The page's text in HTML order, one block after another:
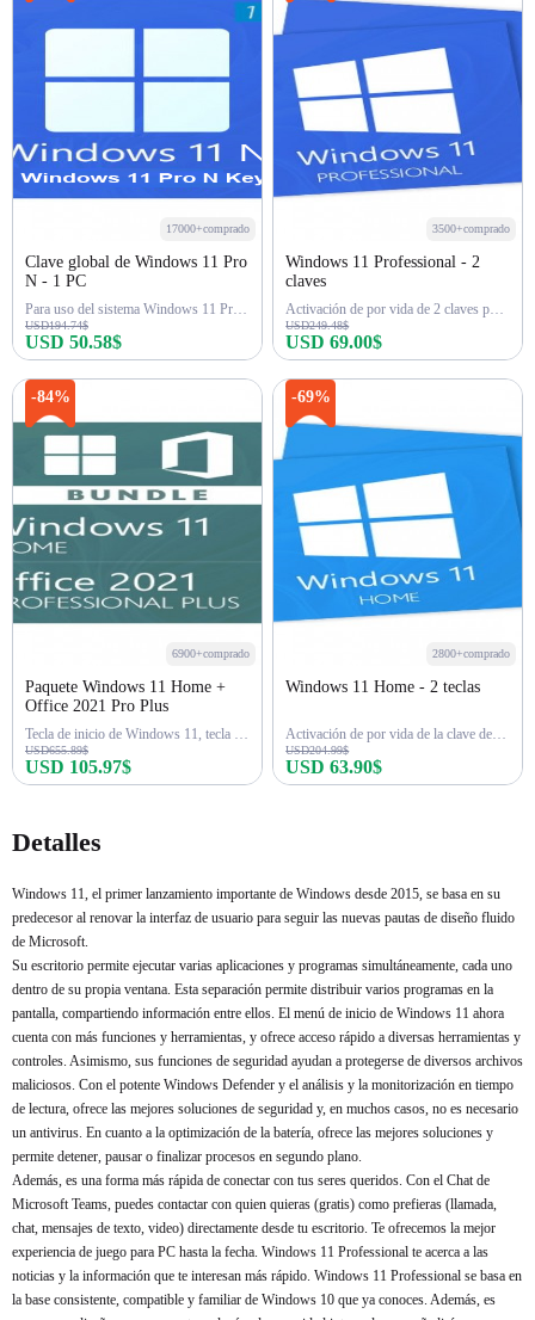
17000+comprado
Clave global de Windows 11 Pro
N - 1 PC
Para uso del sistema Windows 11 Pro N
USD194.74$
USD 50.58$
3500+comprado
Windows 11 Professional - 2
claves
Activación de por vida de 2 claves para Win 11 Pro
USD249.48$
USD 69.00$
-84%
6900+comprado
Paquete Windows 11 Home +
Office 2021 Pro Plus
Tecla de inicio de Windows 11, tecla de Office 2021 Pro
USD655.89$
USD 105.97$
-69%
2800+comprado
Windows 11 Home - 2 teclas
Activación de por vida de la clave de Windows 11 Home 2
USD204.99$
USD 63.90$
Detalles
Windows 11, el primer lanzamiento importante de Windows desde 2015, se basa en su
predecesor al renovar la interfaz de usuario para seguir las nuevas pautas de diseño fluido
de Microsoft.
Su escritorio permite ejecutar varias aplicaciones y programas simultáneamente, cada uno
dentro de su propia ventana. Esta separación permite distribuir varios programas en la
pantalla, compartiendo información entre ellos. El menú de inicio de Windows 11 ahora
cuenta con más funciones y herramientas, y ofrece acceso rápido a diversas herramientas y
controles. Asimismo, sus funciones de seguridad ayudan a protegerse de diversos archivos
maliciosos. Con el potente Windows Defender y el análisis y la monitorización en tiempo
de lectura, ofrece las mejores soluciones de seguridad y, en muchos casos, no es necesario
un antivirus. En cuanto a la optimización de la batería, ofrece las mejores soluciones y
permite detener, pausar o finalizar procesos en segundo plano.
Además, es una forma más rápida de conectar con tus seres queridos. Con el Chat de
Microsoft Teams, puedes contactar con quien quieras (gratis) como prefieras (llamada,
chat, mensajes de texto, video) directamente desde tu escritorio. Te ofrecemos la mejor
experiencia de juego para PC hasta la fecha. Windows 11 Professional te acerca a las
noticias y la información que te interesan más rápido. Windows 11 Professional se basa en
la base consistente, compatible y familiar de Windows 10 que ya conoces. Además, es